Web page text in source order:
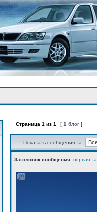
Страница 1 из 1 [ 1 блог ]
Показать сообщения за:
Заголовок сообщения: первая